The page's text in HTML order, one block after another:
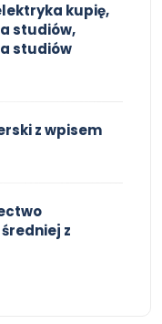
kupię,
studiów,
studiów
z wpisem
z